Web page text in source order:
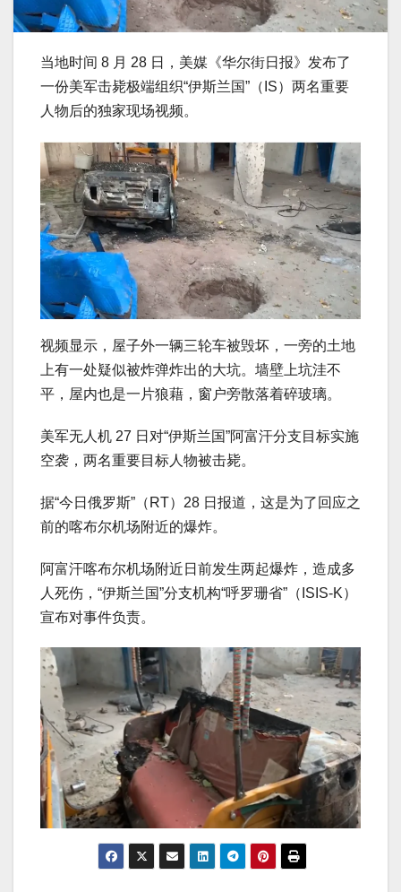
当地时间 8 月 28 日，美媒《华尔街日报》发布了
一份美军击毙极端组织“伊斯兰国”（IS）两名重要
人物后的独家现场视频。
视频显示，屋子外一辆三轮车被毁坏，一旁的土地
上有一处疑似被炸弹炸出的大坑。墙壁上坑洼不
平，屋内也是一片狼藉，窗户旁散落着碎玻璃。
美军无人机 27 日对“伊斯兰国”阿富汗分支目标实施
空袭，两名重要目标人物被击毙。
据“今日俄罗斯”（RT）28 日报道，这是为了回应之
前的喀布尔机场附近的爆炸。
阿富汗喀布尔机场附近日前发生两起爆炸，造成多
人死伤，“伊斯兰国”分支机构“呼罗珊省”（ISIS-K）
宣布对事件负责。